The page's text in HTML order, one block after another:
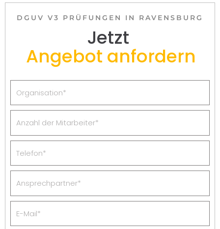
DGUV V3 PRÜFUNGEN IN RAVENSBURG
Jetzt
Angebot anfordern